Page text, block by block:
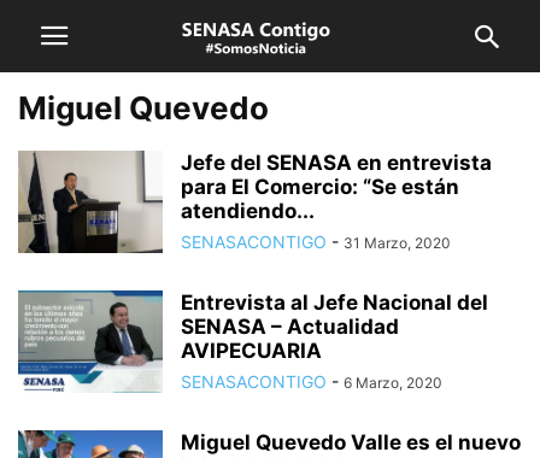
Miguel Quevedo
Jefe del SENASA en entrevista
para El Comercio: “Se están
atendiendo...
SENASACONTIGO - 31 Marzo, 2020
Entrevista al Jefe Nacional del
SENASA – Actualidad
AVIPECUARIA
SENASACONTIGO - 6 Marzo, 2020
Miguel Quevedo Valle es el nuevo